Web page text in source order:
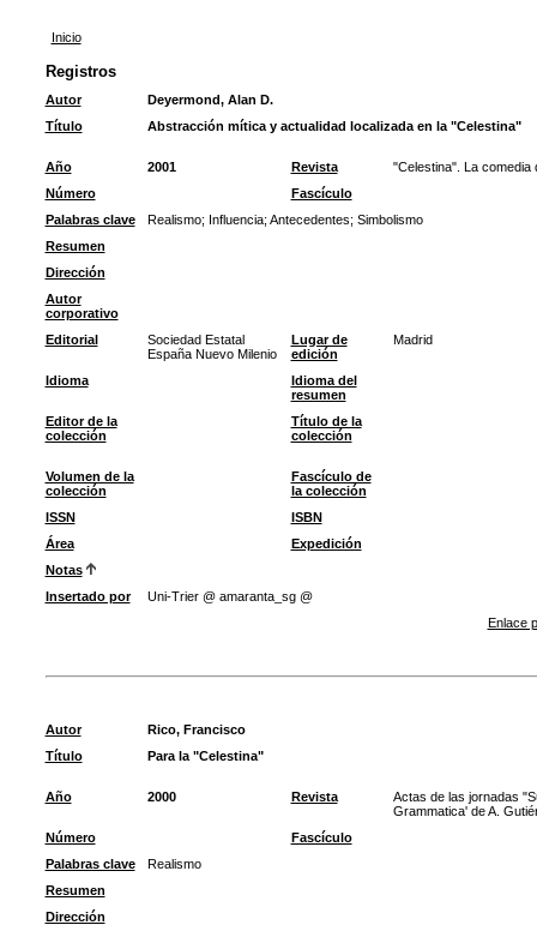
Inicio
Registros
Autor
Deyermond, Alan D.
Título
Abstracción mítica y actualidad localizada en la "Celestina"
Año 2001 Revista
"Celestina". La comedia
Número
Fascículo
Palabras clave
Realismo; Influencia; Antecedentes; Simbolismo
Resumen
Dirección
Autor
corporativo
Editorial
Sociedad Estatal
España Nuevo Milenio
Lugar de
edición
Madrid
Idioma
Idioma del
resumen
Editor de la
colección
Título de la
colección
Volumen de la
colección
Fascículo de
la colección
ISSN
ISBN
Área
Expedición
Notas
Insertado por
Uni-Trier @ amaranta_sg @
Enlace
Autor
Rico, Francisco
Título
Para la "Celestina"
Año 2000 Revista
Actas de las jornadas
Grammatica' de A.
Número
Fascículo
Palabras clave
Realismo
Resumen
Dirección